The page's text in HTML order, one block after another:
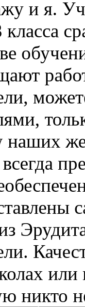
и я.
наших
или
никто